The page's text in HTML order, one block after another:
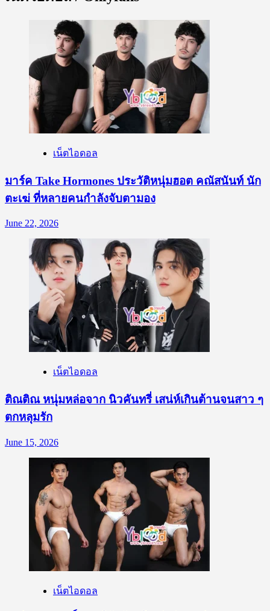
เน็ตไอดอล
มาร์ค Take Hormones ประวัติหนุ่มฮอต คณัสนันท์ นัก
ตะเฆ่ ที่หลายคนกำลังจับตามอง
June 22, 2026
เน็ตไอดอล
ติณติณ หนุ่มหล่อจาก นิวคันทรี่ เสน่ห์เกินต้านจนสาว ๆ
ตกหลุมรัก
June 15, 2026
เน็ตไอดอล